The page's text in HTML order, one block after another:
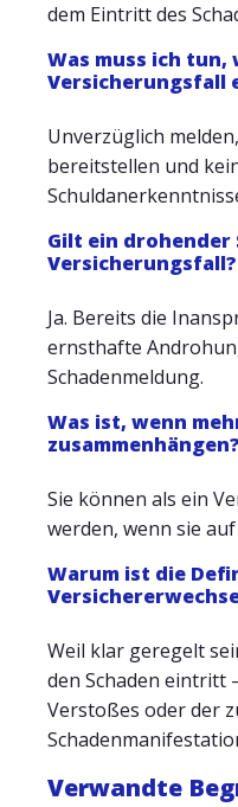
dem Eintritt des
Was muss ich tun,
Versicherungsfall
Unverzüglich
bereitstellen und
Gilt ein drohender
Versicherungsfall?
Ja. Bereits die
ernsthafte
Schadenmeldung.
Was ist, wenn
zusammenhängen?
Sie können als ein
werden, wenn sie
Warum ist die
Weil klar geregelt
den Schaden eintritt
Verstoßes oder der
Verwandte